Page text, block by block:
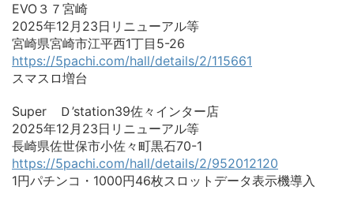
EVO３７宮崎
2025年12月23日リニューアル等
宮崎県宮崎市江平西1丁目5-26
https://5pachi.com/hall/details/2/115661
スマスロ増台
Super Ｄ’station39佐々インター店
2025年12月23日リニューアル等
長崎県佐世保市小佐々町黒石70-1
https://5pachi.com/hall/details/2/952012120
1円パチンコ・1000円46枚スロットデータ表示機導入